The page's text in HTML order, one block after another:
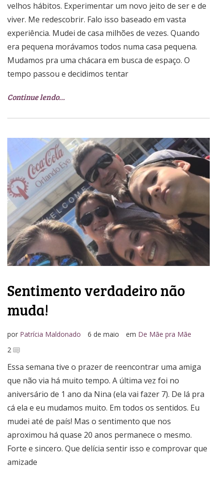
velhos hábitos. Experimentar um novo jeito de ser e de
viver. Me redescobrir. Falo isso baseado em vasta
experiência. Mudei de casa milhões de vezes. Quando
era pequena morávamos todos numa casa pequena.
Mudamos pra uma chácara em busca de espaço. O
tempo passou e decidimos tentar
Continue lendo…
Sentimento verdadeiro não
muda!
por Patrícia Maldonado 6 de maio em De Mãe pra Mãe
2
Essa semana tive o prazer de reencontrar uma amiga
que não via há muito tempo. A última vez foi no
aniversário de 1 ano da Nina (ela vai fazer 7). De lá pra
cá ela e eu mudamos muito. Em todos os sentidos. Eu
mudei até de país! Mas o sentimento que nos
aproximou há quase 20 anos permanece o mesmo.
Forte e sincero. Que delícia sentir isso e comprovar que
amizade